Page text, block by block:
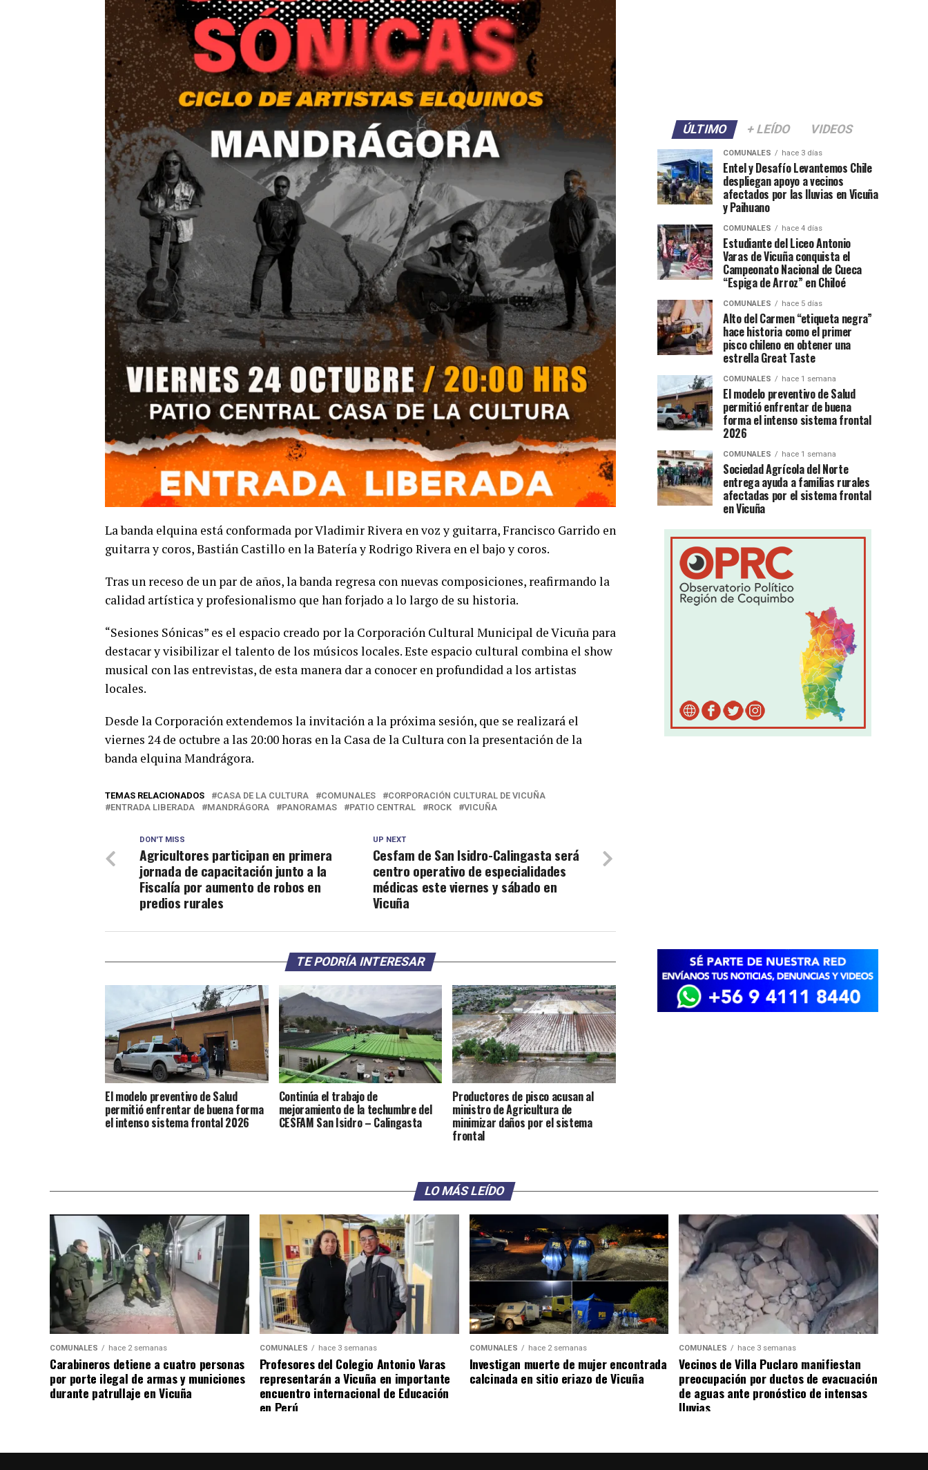
La banda elquina está conformada por Vladimir Rivera en voz y guitarra, Francisco Garrido en
guitarra y coros, Bastián Castillo en la Batería y Rodrigo Rivera en el bajo y coros.
Tras un receso de un par de años, la banda regresa con nuevas composiciones, reafirmando la
calidad artística y profesionalismo que han forjado a lo largo de su historia.
“Sesiones Sónicas” es el espacio creado por la Corporación Cultural Municipal de Vicuña para
destacar y visibilizar el talento de los músicos locales. Este espacio cultural combina el show
musical con las entrevistas, de esta manera dar a conocer en profundidad a los artistas
locales.
Desde la Corporación extendemos la invitación a la próxima sesión, que se realizará el
viernes 24 de octubre a las 20:00 horas en la Casa de la Cultura con la presentación de la
banda elquina Mandrágora.
TEMAS RELACIONADOS CASA DE LA CULTURA COMUNALES
CORPORACIÓN CULTURAL DE VICUÑA
ENTRADA LIBERADA
MANDRÁGORA PANORAMAS PATIO CENTRAL ROCK VICUÑA
UP NEXT
Cesfam de San Isidro-Calingasta será
centro operativo de especialidades
médicas este viernes y sábado en
Vicuña
DON'T MISS
Agricultores participan en primera
jornada de capacitación junto a la
Fiscalía por aumento de robos en
predios rurales
TE PODRÍA INTERESAR
El modelo preventivo de Salud
permitió enfrentar de buena forma
el intenso sistema frontal 2026
Continúa el trabajo de
mejoramiento de la techumbre del
CESFAM San Isidro – Calingasta
Productores de pisco acusan al
ministro de Agricultura de
minimizar daños por el sistema
frontal
ÚLTIMO + LEÍDO VIDEOS
COMUNALES hace 3 días
Entel y Desafío Levantemos Chile
despliegan apoyo a vecinos
afectados por las lluvias en Vicuña
y Paihuano
COMUNALES hace 4 días
Estudiante del Liceo Antonio
Varas de Vicuña conquista el
Campeonato Nacional de Cueca
“Espiga de Arroz” en Chiloé
COMUNALES hace 5 días
Alto del Carmen “etiqueta negra”
hace historia como el primer
pisco chileno en obtener una
estrella Great Taste
COMUNALES hace 1 semana
El modelo preventivo de Salud
permitió enfrentar de buena
forma el intenso sistema frontal
2026
COMUNALES hace 1 semana
Sociedad Agrícola del Norte
entrega ayuda a familias rurales
afectadas por el sistema frontal
en Vicuña
LO MÁS LEÍDO
COMUNALES hace 2 semanas
Carabineros detiene a cuatro personas
por porte ilegal de armas y municiones
durante patrullaje en Vicuña
COMUNALES hace 3 semanas
Profesores del Colegio Antonio Varas
representarán a Vicuña en importante
encuentro internacional de Educación
en Perú
COMUNALES hace 2 semanas
Investigan muerte de mujer encontrada
calcinada en sitio eriazo de Vicuña
COMUNALES hace 3 semanas
Vecinos de Villa Puclaro manifiestan
preocupación por ductos de evacuación
de aguas ante pronóstico de intensas
lluvias